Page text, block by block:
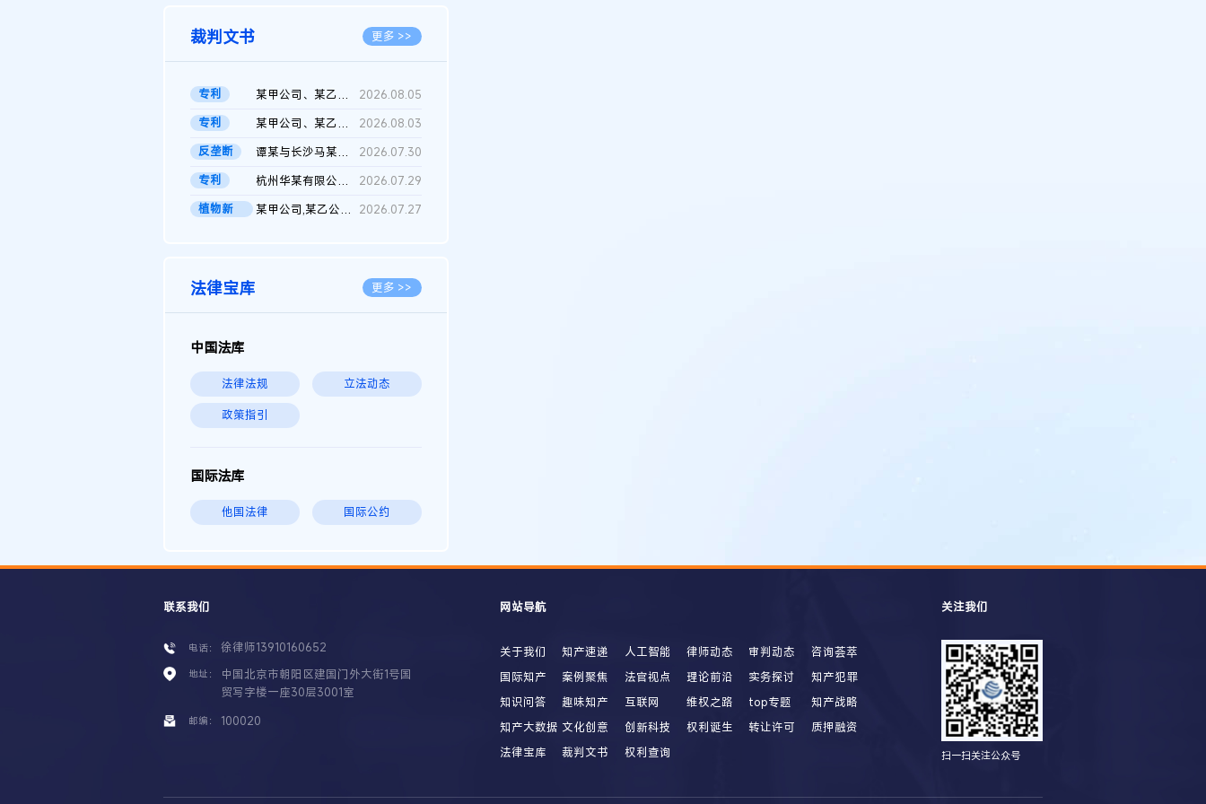
裁判文书 更多 >>
专利 某甲公司、某乙公司、某丙公司申请诉前行为保全复议裁定书
2026.08.05
专利
某甲公司、某乙公司、官某与某丙公司专利申请权权属纠纷 二审判决...
2026.08.03
反垄断
谭某与长沙马某堆农产品股份有限公司滥用市场支配地位纠纷二审裁...
2026.07.30
专利
杭州华某有限公司与菲某有限公司侵害发明专利权纠纷
2026.07.29
植物新
某甲公司,某乙公司,某门市部,某丙公司植物新品种临时保护期使用费... 2026.07.27
法律宝库 更多 >>
中国法库
法律法规 立法动态
政策指引
国际法库
他国法律 国际公约
联系我们
电话： 徐律师13910160652
地址：
中国北京市朝阳区建国门外大街1号国
贸写字楼一座30层3001室
邮编： 100020
网站导航
关于我们 知产速递 人工智能 律师动态 审判动态
咨询荟萃
国际知产
案例聚焦 法官视点 理论前沿 实务探讨
知产犯罪
知识问答
趣味知产 互联网 维权之路 top专题
知产战略
知产大数据 文化创意 创新科技 权利诞生 转让许可
质押融资
法律宝库
裁判文书 权利查询
关注我们
扫一扫关注公众号